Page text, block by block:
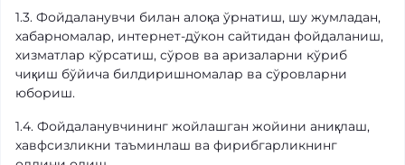
1.3. Фойдаланувчи билан алоқа ўрнатиш, шу жумладан,
хабарномалар, интернет-дўкон сайтидан фойдаланиш,
хизматлар кўрсатиш, сўров ва аризаларни кўриб
чиқиш бўйича билдиришномалар ва сўровларни
юбориш.
1.4. Фойдаланувчининг жойлашган жойини аниқлаш,
хавфсизликни таъминлаш ва фирибгарликнинг